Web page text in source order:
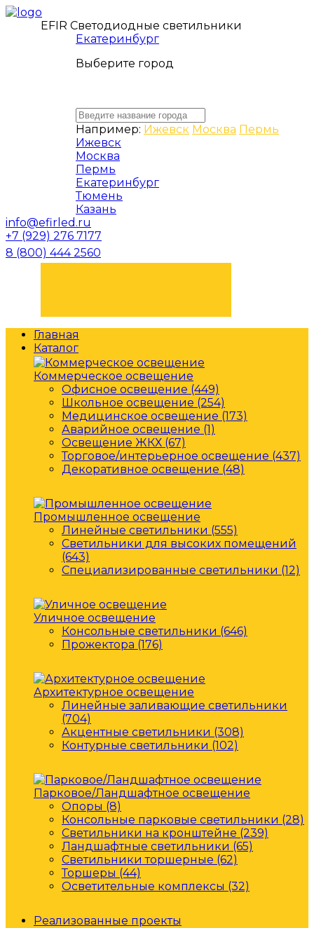
EFIR Светодиодные светильники
Екатеринбург
Выберите город
Например: Ижевск Москва Пермь
Ижевск
Москва
Пермь
Екатеринбург
Тюмень
Казань
info@efirled.ru
+7 (929) 276 7177
8 (800) 444 2560
Главная
Каталог
Коммерческое освещение
Офисное освещение (449)
Школьное освещение (254)
Медицинское освещение (173)
Аварийное освещение (1)
Освещение ЖКХ (67)
Торговое/интерьерное освещение (437)
Декоративное освещение (48)
Промышленное освещение
Линейные светильники (555)
Светильники для высоких помещений
(643)
Специализированные светильники (12)
Уличное освещение
Консольные светильники (646)
Прожектора (176)
Архитектурное освещение
Линейные заливающие светильники
(704)
Акцентные светильники (308)
Контурные светильники (102)
Парковое/Ландшафтное освещение
Опоры (8)
Консольные парковые светильники (28)
Светильники на кронштейне (239)
Ландшафтные светильники (65)
Светильники торшерные (62)
Торшеры (44)
Осветительные комплексы (32)
Реализованные проекты